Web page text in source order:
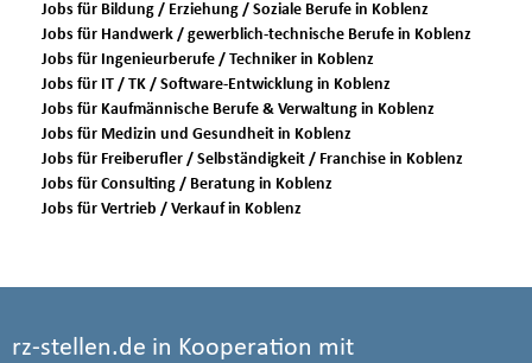
Jobs für Bildung / Erziehung / Soziale Berufe in Koblenz
Jobs für Handwerk / gewerblich-technische Berufe in Koblenz
Jobs für Ingenieurberufe / Techniker in Koblenz
Jobs für IT / TK / Software-Entwicklung in Koblenz
Jobs für Kaufmännische Berufe & Verwaltung in Koblenz
Jobs für Medizin und Gesundheit in Koblenz
Jobs für Freiberufler / Selbständigkeit / Franchise in Koblenz
Jobs für Consulting / Beratung in Koblenz
Jobs für Vertrieb / Verkauf in Koblenz
rz-stellen.de in Kooperation mit